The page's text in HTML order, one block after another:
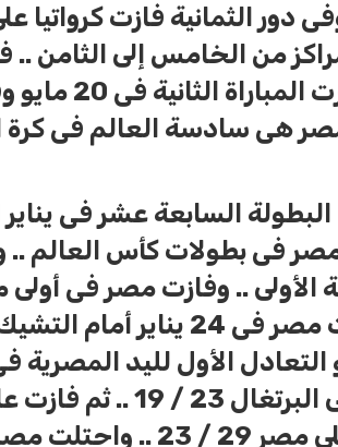
من الخامس إلى الثامن
فى بطولات كأس العالم ..
.. وفازت مصر فى أولى
التعادل الأول لليد
ثم فازت السويد على مصر